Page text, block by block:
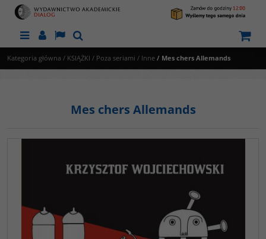
MenuPanelLangSzukaj
Kategoria główna / KSIĄŻKI / Poza seriami / Inne / Mes chers Allemands
Mes chers Allemands